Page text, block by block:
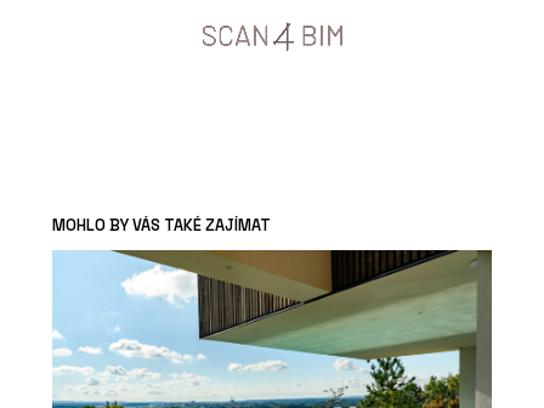
MOHLO BY VÁS TAKÉ ZAJÍMAT